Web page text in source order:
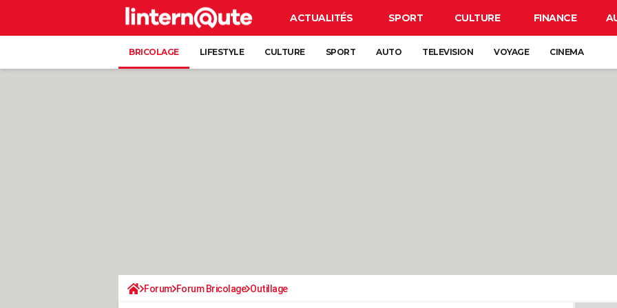
ACTUALITÉS SPORT CULTURE FINANCE
BRICOLAGE LIFESTYLE CULTURE SPORT AUTO TELEVISION VOYAGE CINEMA
Forum Forum Bricolage Outillage